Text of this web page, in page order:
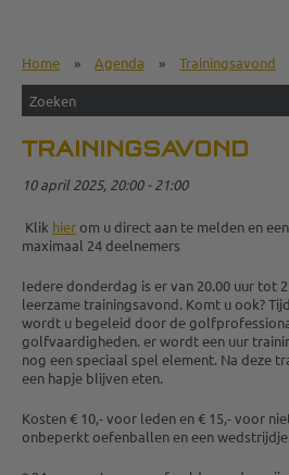
Home » Agenda » Trainingsavond
TRAININGSAVOND
10 april 2025, 20:00 - 21:00
Klik hierom u direct aan te melden en
maximaal 24 deelnemers
Iedere donderdag is er van 20.00 uur tot
leerzame trainingsavond. Komt u ook?
wordt u begeleid door de
golfvaardigheden. er wordt een uur
nog een speciaal spel element. Na deze
een hapje blijven eten.
Kosten € 10,- voor leden en € 15,- voor
onbeperkt oefenballen en een wedstrijdje.